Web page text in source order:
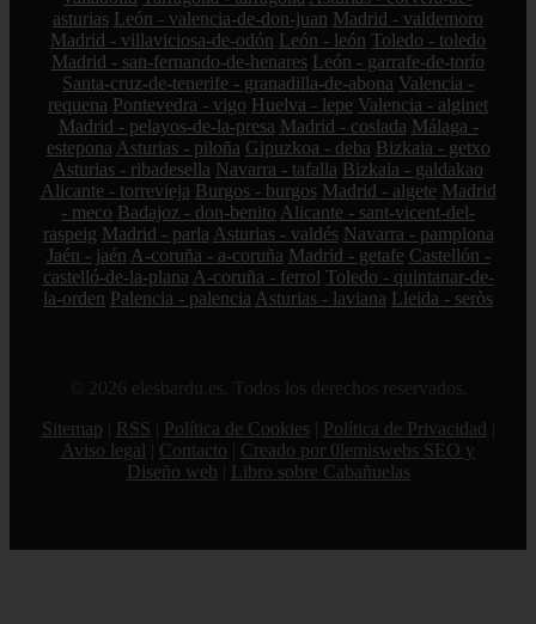
asturias León - valencia-de-don-juan Madrid - valdemoro
Madrid - villaviciosa-de-odón León - león Toledo - toledo
Madrid - san-fernando-de-henares León - garrafe-de-torío
Santa-cruz-de-tenerife - granadilla-de-abona Valencia -
requena Pontevedra - vigo Huelva - lepe Valencia - alginet
Madrid - pelayos-de-la-presa Madrid - coslada Málaga -
estepona Asturias - piloña Gipuzkoa - deba Bizkaia - getxo
Asturias - ribadesella Navarra - tafalla Bizkaia - galdakao
Alicante - torrevieja Burgos - burgos Madrid - algete Madrid
- meco Badajoz - don-benito Alicante - sant-vicent-del-
raspeig Madrid - parla Asturias - valdés Navarra - pamplona
Jaén - jaén A-coruña - a-coruña Madrid - getafe Castellón -
castelló-de-la-plana A-coruña - ferrol Toledo - quintanar-de-
la-orden Palencia - palencia Asturias - laviana Lleida - seròs
© 2026 elesbardu.es. Todos los derechos reservados.
Sitemap
RSS Política de Cookies Política de Privacidad
Aviso legal
Contacto
Creado por 0lemiswebs SEO y
Diseño web
Libro sobre Cabañuelas